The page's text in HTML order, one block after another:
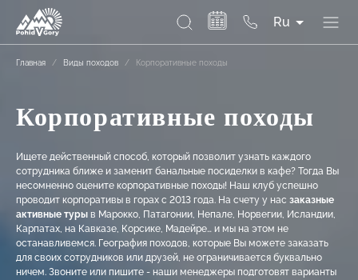
Ru
Главная / Виды походов / Корпоративные походы
Корпоративные походы
Ищете действенный способ, который позволит узнать каждого
сотрудника ближе и заменит банальные посиделки в кафе? Тогда Вы
несомненно оцените корпоративные походы! Наш клуб успешно
проводит корпоративы в горах с 2013 года. На счету у нас заказные
активные туры в Марокко, Патагонии, Непале, Норвегии, Исландии,
Карпатах, на Кавказе, Корсике, Мадейре… и мы на этом не
останавливемся. География походов, которые Вы можете заказать
для своих сотрудников или друзей, не ограничивается буквально
ничем. Звоните или пишите - наши менеджеры подготовят варианты